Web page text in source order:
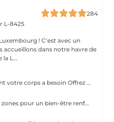
284
L-8425
! C'est avec un
accueillons dans notre havre de
la L...
Massages ciblés l'attention dont votre corps a besoin Offrez à une zone précise de votre corps un moment de bien-être sur mesure. Selon vos besoins, choisissez un massage du dos pour relâcher les tensions, du ventre pour retrouver confort, du crâne ou du visage pour apaiser le mental, des mains pour une détente subtile, ou optez pour la réflexologie plantaire afin de rééquilibrer l'ensemble du corps. Ces massages ciblés permettent de s'évader du quotidien et d'accéder à une relaxation profonde, où le temps semble s'arrêter. Idéal aussi comme idée cadeau personnalisée. Déconseillé aux femmes enceintes. Pour en savoir plus, cliquez ici : https://www.oxyzen.lu/massages/massages-cibles.html Avertissement : Nos soins sont dédiés au bien-être et à la relaxation. Ils ne remplacent pas un suivi médical et ne relèvent pas de la kinésithérapie.
Massages ciblés associés deux zones pour un bien-être renforcé Offrez à votre corps une attention personnalisée en choisissant deux zones à combiner parmi : le dos pour relâcher les tensions, le ventre pour retrouver confort, le crâne ou le visage pour apaiser le mental, les mains pour une détente subtile, ou encore la réflexologie plantaire pour rééquilibrer l'ensemble du corps. Ce soin associe précision et profondeur pour une détente globale, un moment d'évasion où le stress disparaît et où le temps semble s'arrêter. Parfait aussi comme idée cadeau sur mesure. Déconseillé aux femmes enceintes. Pour en savoir plus, cliquez ici : https://www.oxyzen.lu Avertissement : Nos soins sont dédiés au bien-être et à la relaxation. Ils ne remplacent pas un suivi médical et ne relèvent pas de la kinésithérapie.